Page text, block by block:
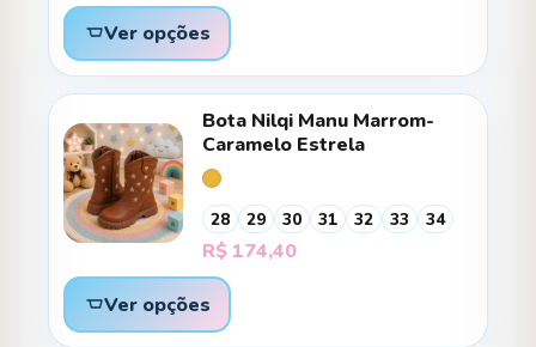
Ver opções
Bota Nilqi Manu Marrom-
Caramelo Estrela
28 29 30 31 32 33 34
R$ 174,40
Ver opções